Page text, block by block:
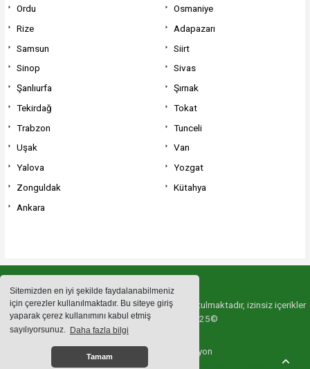
Sitemizden en iyi şekilde faydalanabilmeniz
için çerezler kullanılmaktadır. Bu siteye giriş
yaparak çerez kullanımını kabul etmiş
sayılıyorsunuz. Daha fazla bilgi
Tamam
Ordu
Osmaniye
Rize
Adapazarı
Samsun
Siirt
Sinop
Sivas
Şanlıurfa
Şırnak
Tekirdağ
Tokat
Trabzon
Tunceli
Uşak
Van
Yalova
Yozgat
Zonguldak
Kütahya
Ankara
Sitemizde bulunan içeriklerin tüm hakları saklı tutulmaktadır, izinsiz içerikler
kullanılamaz. Copyright 2025©
Haber Yazılımı:
Web Aksiyon
haber yazılımı
haber scripti haber script